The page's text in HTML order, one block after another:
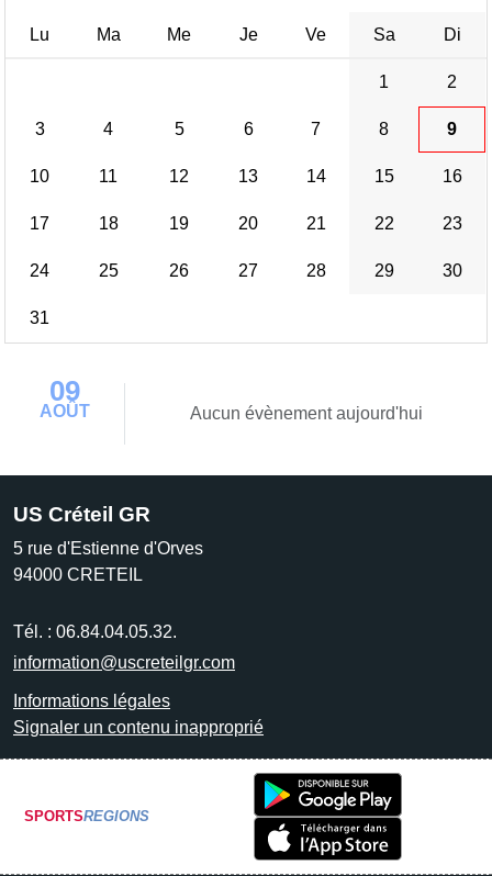
Lu Ma Me Je Ve Sa Di
1 2
3 4 5 6 7 8 9
10 11 12 13 14 15 16
17 18 19 20 21 22 23
24 25 26 27 28 29 30
31
09
AOÛT Aucun évènement aujourd'hui
US Créteil GR
5 rue d'Estienne d'Orves
94000 CRETEIL
Tél. : 06.84.04.05.32.
information@uscreteilgr.com
Informations légales
Signaler un contenu inapproprié
SPORTSREGIONS